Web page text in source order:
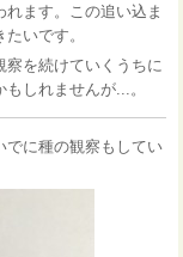
ます。この追い込ま
いです。
を続けていくうちに
しれませんが...。
でに種の観察もしてい